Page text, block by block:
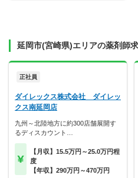
延岡市(宮崎県)エリアの薬剤師
正社員
ダイレックス株式会社 ダイレッ
クス南延岡店
九州～北陸地方に約300店舗展開す
るディスカウント…
【月収】15.5万円～25.0万円程
度
【年収】290万円～470万円